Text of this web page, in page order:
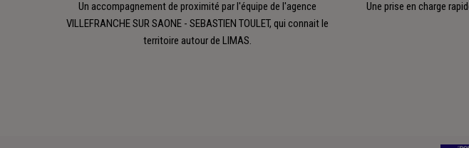
Un accompagnement de proximité par l'équipe de l'agence
VILLEFRANCHE SUR SAONE - SEBASTIEN TOULET, qui connait le
territoire autour de LIMAS.
Une prise en charge